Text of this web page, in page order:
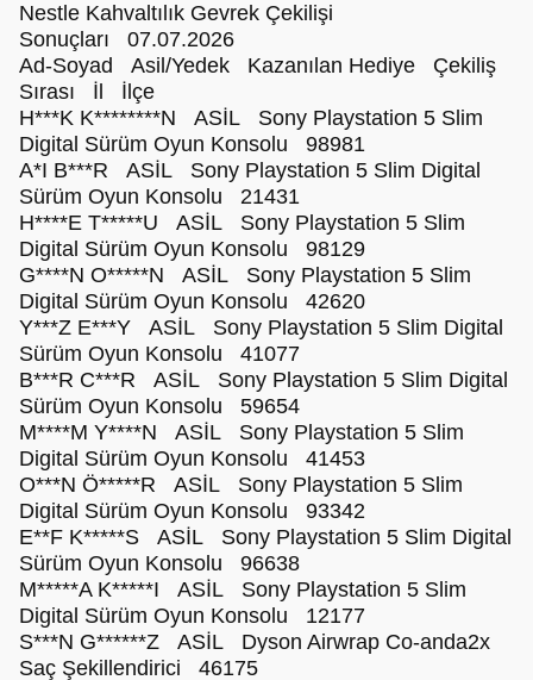
Nestle Kahvaltılık Gevrek Çekilişi
Sonuçları 07.07.2026
Ad-Soyad Asil/Yedek Kazanılan Hediye Çekiliş
Sırası İl İlçe
H***K K********N ASİL Sony Playstation 5 Slim
Digital Sürüm Oyun Konsolu 98981
A*I B***R ASİL Sony Playstation 5 Slim Digital
Sürüm Oyun Konsolu 21431
H****E T*****U ASİL Sony Playstation 5 Slim
Digital Sürüm Oyun Konsolu 98129
G****N O*****N ASİL Sony Playstation 5 Slim
Digital Sürüm Oyun Konsolu 42620
Y***Z E***Y ASİL Sony Playstation 5 Slim Digital
Sürüm Oyun Konsolu 41077
B***R C***R ASİL Sony Playstation 5 Slim Digital
Sürüm Oyun Konsolu 59654
M****M Y****N ASİL Sony Playstation 5 Slim
Digital Sürüm Oyun Konsolu 41453
O***N Ö*****R ASİL Sony Playstation 5 Slim
Digital Sürüm Oyun Konsolu 93342
E**F K*****S ASİL Sony Playstation 5 Slim Digital
Sürüm Oyun Konsolu 96638
M*****A K*****I ASİL Sony Playstation 5 Slim
Digital Sürüm Oyun Konsolu 12177
S***N G******Z ASİL Dyson Airwrap Co-anda2x
Saç Şekillendirici 46175